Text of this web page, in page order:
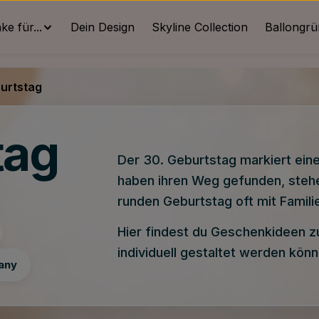
für... Dein Design Skyline Collection
Der 30. Geburtstag markiert
haben ihren Weg gefunden,
runden Geburtstag oft mit
Hier findest du Geschenkideen
individuell gestaltet werden